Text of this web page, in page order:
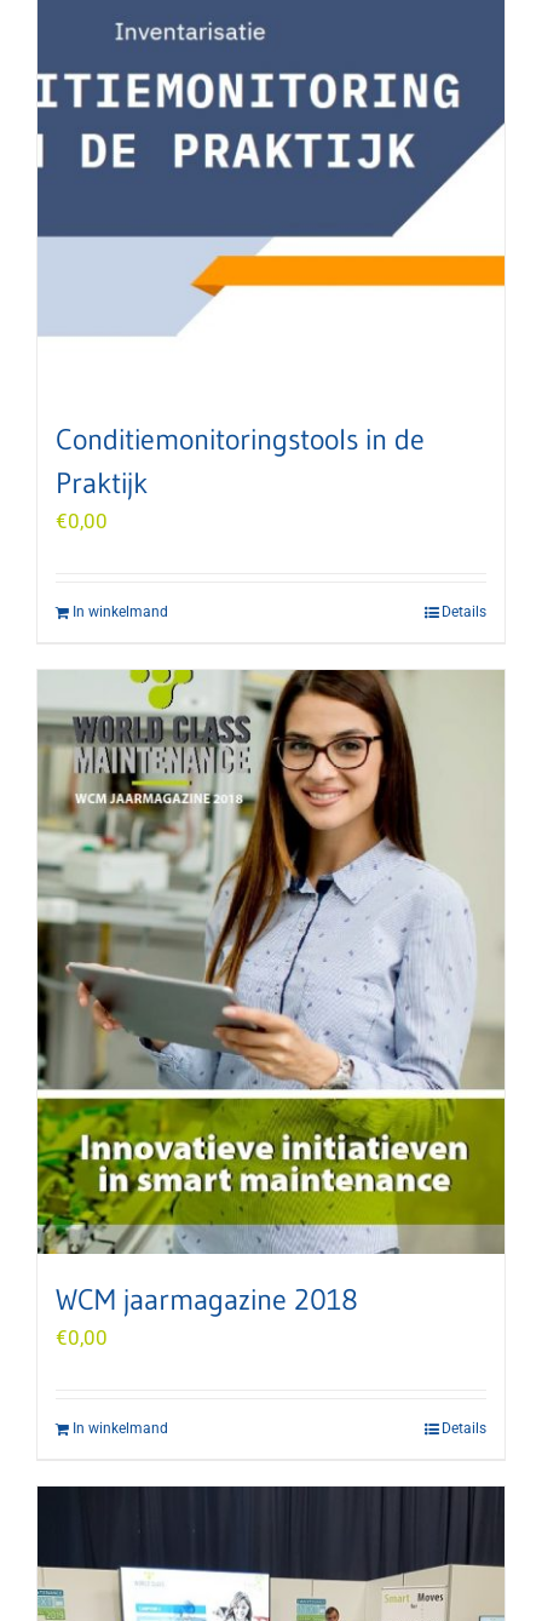
Conditiemonitoringstools in de
Praktijk
€0,00
In winkelmand Details
WCM jaarmagazine 2018
€0,00
In winkelmand Details